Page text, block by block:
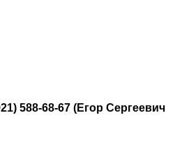
588-68-67 (Егор Сергеевич